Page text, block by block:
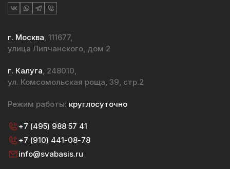
г. Москва, 111677,
улица Липчанского, дом 2
г. Калуга, 248010,
ул. Комсомольская роща, 39, стр.2
Режим работы: круглосуточно
+7 (495) 988 57 41
+7 (910) 441-08-78
info@svabasis.ru